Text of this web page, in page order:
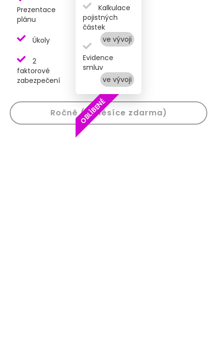
Ročně (2 měsíce zdarma)
Prezentace
plánu
Úkoly
2
faktorové
zabezpečení
Kalkulace
pojistných
částek
ve vývoji
Evidence
smluv
ve vývoji
OBLÍBENÉ